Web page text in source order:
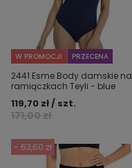
W PROMOCJI PRZECENA
2441 Esme Body damskie na
ramiączkach Teyli - blue
171,00 zł
119,70 zł / szt.
- 63,60 zł